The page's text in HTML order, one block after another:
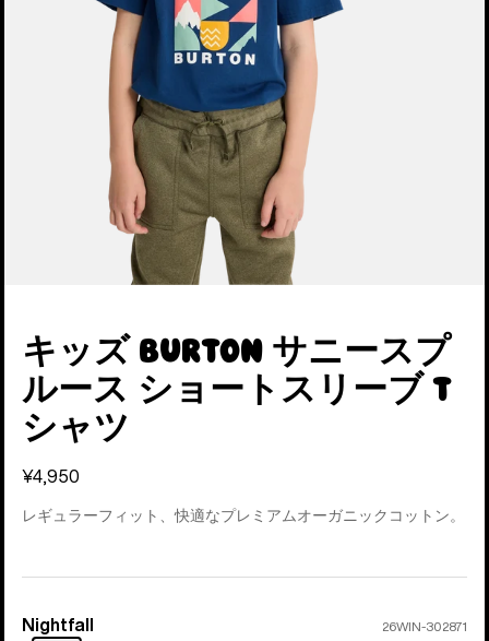
キッズ Burton サニースプ
ルース ショートスリーブ T
シャツ
¥4,950
レギュラーフィット、快適なプレミアムオーガニックコットン。
カ
Nightfall 26WIN-302871